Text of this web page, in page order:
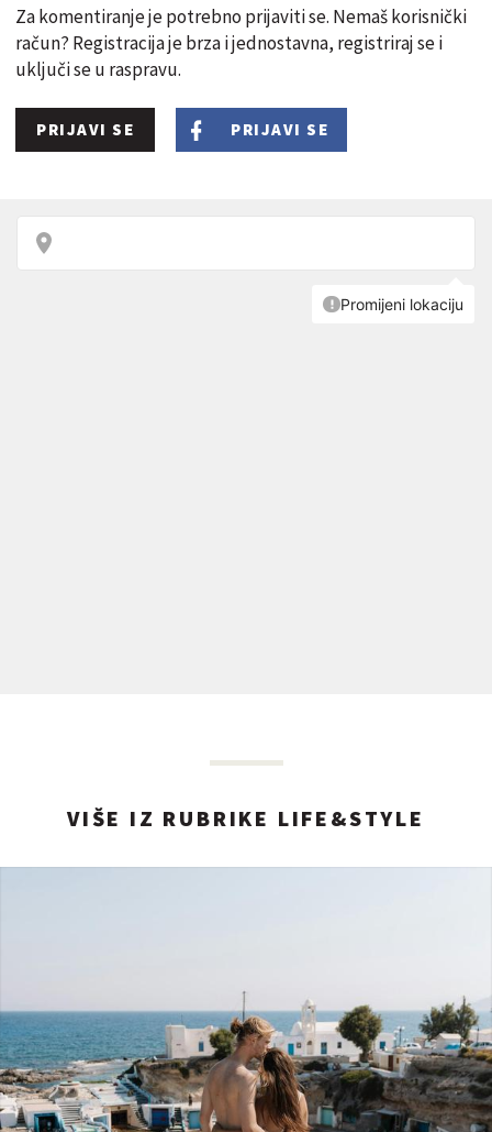
Za komentiranje je potrebno prijaviti se. Nemaš korisnički
račun? Registracija je brza i jednostavna, registriraj se i
uključi se u raspravu.
PRIJAVI SE PRIJAVI SE
VIŠE IZ RUBRIKE LIFE&STYLE